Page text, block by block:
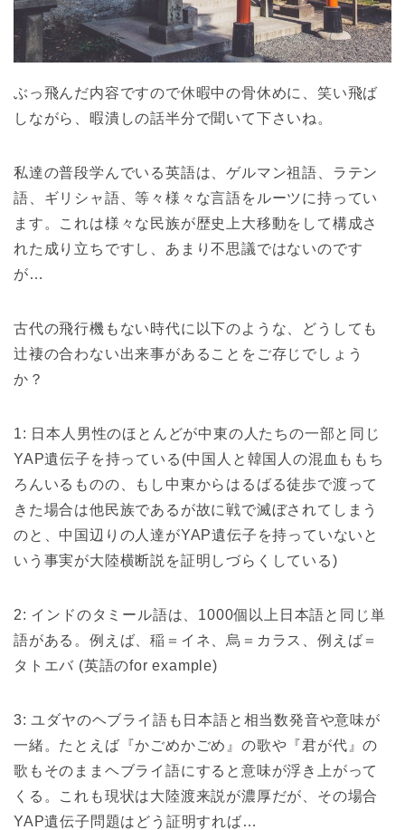
ぶっ飛んだ内容ですので休暇中の骨休めに、笑い飛ば
しながら、暇潰しの話半分で聞いて下さいね。
私達の普段学んでいる英語は、ゲルマン祖語、ラテン
語、ギリシャ語、等々様々な言語をルーツに持ってい
ます。これは様々な民族が歴史上大移動をして構成さ
れた成り立ちですし、あまり不思議ではないのです
が…
古代の飛行機もない時代に以下のような、どうしても
辻褄の合わない出来事があることをご存じでしょう
か？
1: 日本人男性のほとんどが中東の人たちの一部と同じ
YAP遺伝子を持っている(中国人と韓国人の混血ももち
ろんいるものの、もし中東からはるばる徒歩で渡って
きた場合は他民族であるが故に戦で滅ぼされてしまう
のと、中国辺りの人達がYAP遺伝子を持っていないと
いう事実が大陸横断説を証明しづらくしている)
2: インドのタミール語は、1000個以上日本語と同じ単
語がある。例えば、稲＝イネ、烏＝カラス、例えば＝
タトエバ (英語のfor example)
3: ユダヤのヘブライ語も日本語と相当数発音や意味が
一緒。たとえば『かごめかごめ』の歌や『君が代』の
歌もそのままヘブライ語にすると意味が浮き上がって
くる。これも現状は大陸渡来説が濃厚だが、その場合
YAP遺伝子問題はどう証明すれば…